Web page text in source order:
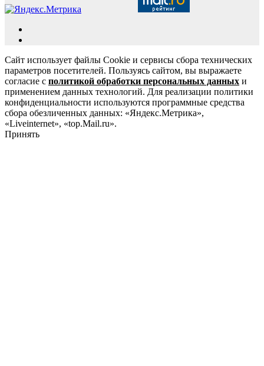
Сайт использует файлы Cookie и сервисы сбора технических
параметров посетителей. Пользуясь сайтом, вы выражаете
согласие с политикой обработки персональных данных и
применением данных технологий. Для реализации политики
конфиденциальности используются программные средства
сбора обезличенных данных: «Яндекс.Метрика»,
«Liveinternet», «top.Mail.ru».
Принять